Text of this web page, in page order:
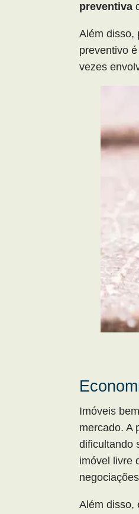
preventiva
Além disso,
preventivo
vezes
Imóveis
mercado. A
dificultando
imóvel livre
Além disso,